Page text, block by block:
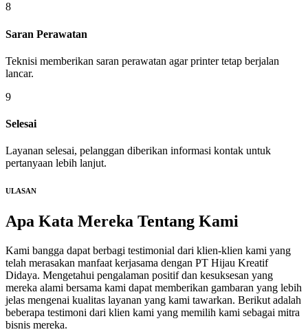
8
Saran Perawatan
Teknisi memberikan saran perawatan agar printer tetap berjalan
lancar.
9
Selesai
Layanan selesai, pelanggan diberikan informasi kontak untuk
pertanyaan lebih lanjut.
ULASAN
Apa Kata Mereka Tentang Kami
Kami bangga dapat berbagi testimonial dari klien-klien kami yang
telah merasakan manfaat kerjasama dengan PT Hijau Kreatif
Didaya. Mengetahui pengalaman positif dan kesuksesan yang
mereka alami bersama kami dapat memberikan gambaran yang lebih
jelas mengenai kualitas layanan yang kami tawarkan. Berikut adalah
beberapa testimoni dari klien kami yang memilih kami sebagai mitra
bisnis mereka.